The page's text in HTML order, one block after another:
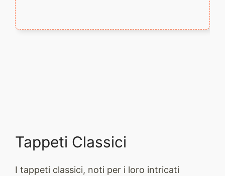
Tappeti Classici
I tappeti classici, noti per i loro intricati